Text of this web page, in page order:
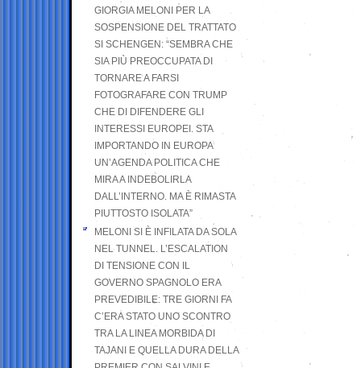
GIORGIA MELONI PER LA
SOSPENSIONE DEL TRATTATO
SI SCHENGEN: “SEMBRA CHE
SIA PIÙ PREOCCUPATA DI
TORNARE A FARSI
FOTOGRAFARE CON TRUMP
CHE DI DIFENDERE GLI
INTERESSI EUROPEI. STA
IMPORTANDO IN EUROPA
UN’AGENDA POLITICA CHE
MIRA A INDEBOLIRLA
DALL’INTERNO. MA È RIMASTA
PIUTTOSTO ISOLATA”
MELONI SI È INFILATA DA SOLA
NEL TUNNEL. L’ESCALATION
DI TENSIONE CON IL
GOVERNO SPAGNOLO ERA
PREVEDIBILE: TRE GIORNI FA
C’ERA STATO UNO SCONTRO
TRA LA LINEA MORBIDA DI
TAJANI E QUELLA DURA DELLA